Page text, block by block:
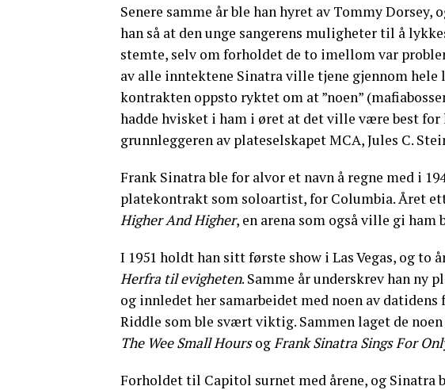
Senere samme år ble han hyret av Tommy
han så at den unge sangerens muligheter til å
stemte, selv om forholdet de to imellom var
av alle inntektene Sinatra ville tjene gjennom hele
kontrakten oppsto ryktet om at ”noen”
hadde hvisket i ham i øret at det ville være best for
grunnleggeren av plateselskapet MCA, Jules C.
Frank Sinatra ble for alvor et navn å regne med i
platekontrakt som soloartist, for Columbia. Året
Higher And Higher, en arena som også ville gi
I 1951 holdt han sitt første show i Las Vegas, og to
Herfra til evigheten. Samme år underskrev han ny
og innledet her samarbeidet med noen av
Riddle som ble svært viktig. Sammen laget de
The Wee Small HoursogFrank Sinatra Sings For
Forholdet til Capitol surnet med årene, og Sinatra